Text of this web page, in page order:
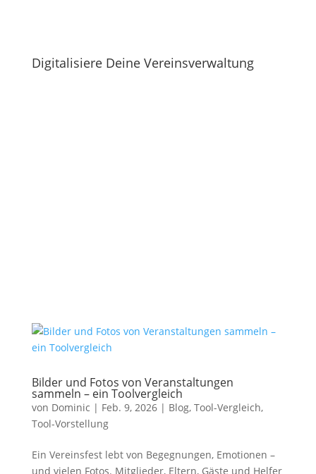
Digitalisiere Deine Vereinsverwaltung
Bilder und Fotos von Veranstaltungen
sammeln – ein Toolvergleich
von Dominic | Feb. 9, 2026| Blog, Tool-Vergleich,
Tool-Vorstellung
Ein Vereinsfest lebt von Begegnungen, Emotionen –
und vielen Fotos. Mitglieder, Eltern, Gäste und Helfer